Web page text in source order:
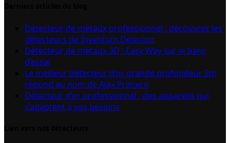
Détecteur de métaux professionnel : découvrez les
détecteurs de Inventum Detector
Détecteur de métaux 3D : Easy Way sur le banc
d’essai
Le meilleur détecteur d’or grande profondeur 5m
répond au nom de Ajax Primero
Détecteur d’or professionnel : des appareils qui
s’adaptent à vos besoins